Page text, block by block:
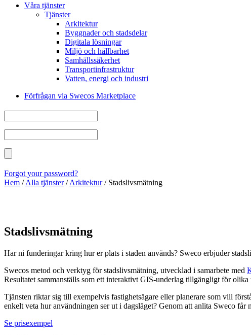
Våra tjänster
Tjänster
Arkitektur
Byggnader och stadsdelar
Digitala lösningar
Miljö och hållbarhet
Samhällssäkerhet
Transportinfrastruktur
Vatten, energi och industri
Förfrågan via Swecos Marketplace
Forgot your password?
Hem /Alla tjänster/Arkitektur/ Stadslivsmätning
Stadslivsmätning
Har ni funderingar kring hur er plats i staden används? Sweco erbjuder
Swecos metod och verktyg för stadslivsmätning, utvecklad i samarbete med
Resultatet sammanställs som ett interaktivt GIS-underlag tillgängligt för olika
Tjänsten riktar sig till exempelvis fastighetsägare eller planerare som vill
enkelt veta hur användningen ser ut i dagsläget? Genom att anlita Sweco
Se prisexempel